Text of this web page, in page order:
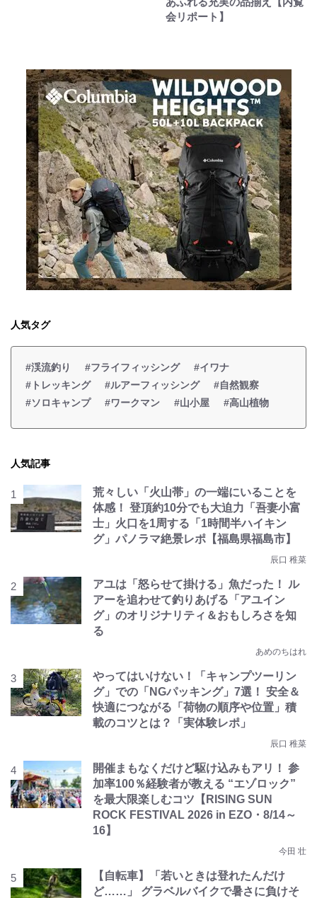
会リポート】
人気タグ
#渓流釣り #フライフィッシング
#イワナ
#トレッキング
#ルアーフィッシング
#自然観察
#ソロキャンプ
#ワークマン #山小屋 #高山植物
人気記事
荒々しい「火山帯」の一端にいることを
体感！ 登頂約10分でも大迫力「吾妻小富
士」火口を1周する「1時間半ハイキン
グ」パノラマ絶景レポ【福島県福島市】
辰口 稚菜
アユは「怒らせて掛ける」魚だった！ ル
アーを追わせて釣りあげる「アユイン
グ」のオリジナリティ＆おもしろさを知
る
あめのちはれ
やってはいけない！「キャンプツーリン
グ」での「NGパッキング」7選！ 安全＆
快適につながる「荷物の順序や位置」積
載のコツとは？「実体験レポ」
辰口 稚菜
開催まもなくだけど駆け込みもアリ！ 参
加率100％経験者が教える “エゾロック”
を最大限楽しむコツ【RISING SUN
ROCK FESTIVAL 2026 in EZO・8/14～
16】
今田 壮
【自転車】「若いときは登れたんだけ
ど……」 グラベルバイクで暑さに負けそ